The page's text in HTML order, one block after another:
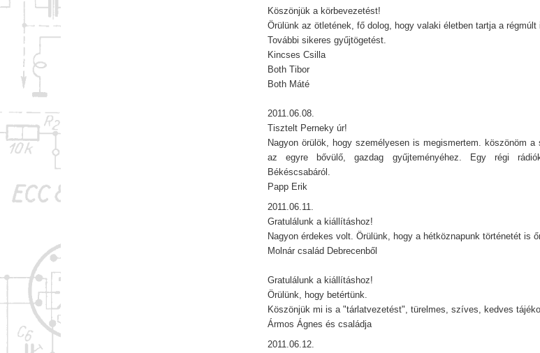
Köszönjük a körbevezetést!
Örülünk az ötletének, fő dolog, hogy valaki életben tartja a
További sikeres gyűjtögetést.
Kincses Csilla
Both Tibor
Both Máté
2011.06.08.
Tisztelt Perneky úr!
Nagyon örülök, hogy személyesen is megismertem. köszönöm
az egyre bővülő, gazdag gyűjteményéhez. Egy régi
Békéscsabáról.
Papp Erik
2011.06.11.
Gratulálunk a kiállításhoz!
Nagyon érdekes volt. Örülünk, hogy a hétköznapunk történetét is
Molnár család Debrecenből
Gratulálunk a kiállításhoz!
Örülünk, hogy betértünk.
Köszönjük mi is a "tárlatvezetést", türelmes, szíves, kedves
Ármos Ágnes és családja
2011.06.12.